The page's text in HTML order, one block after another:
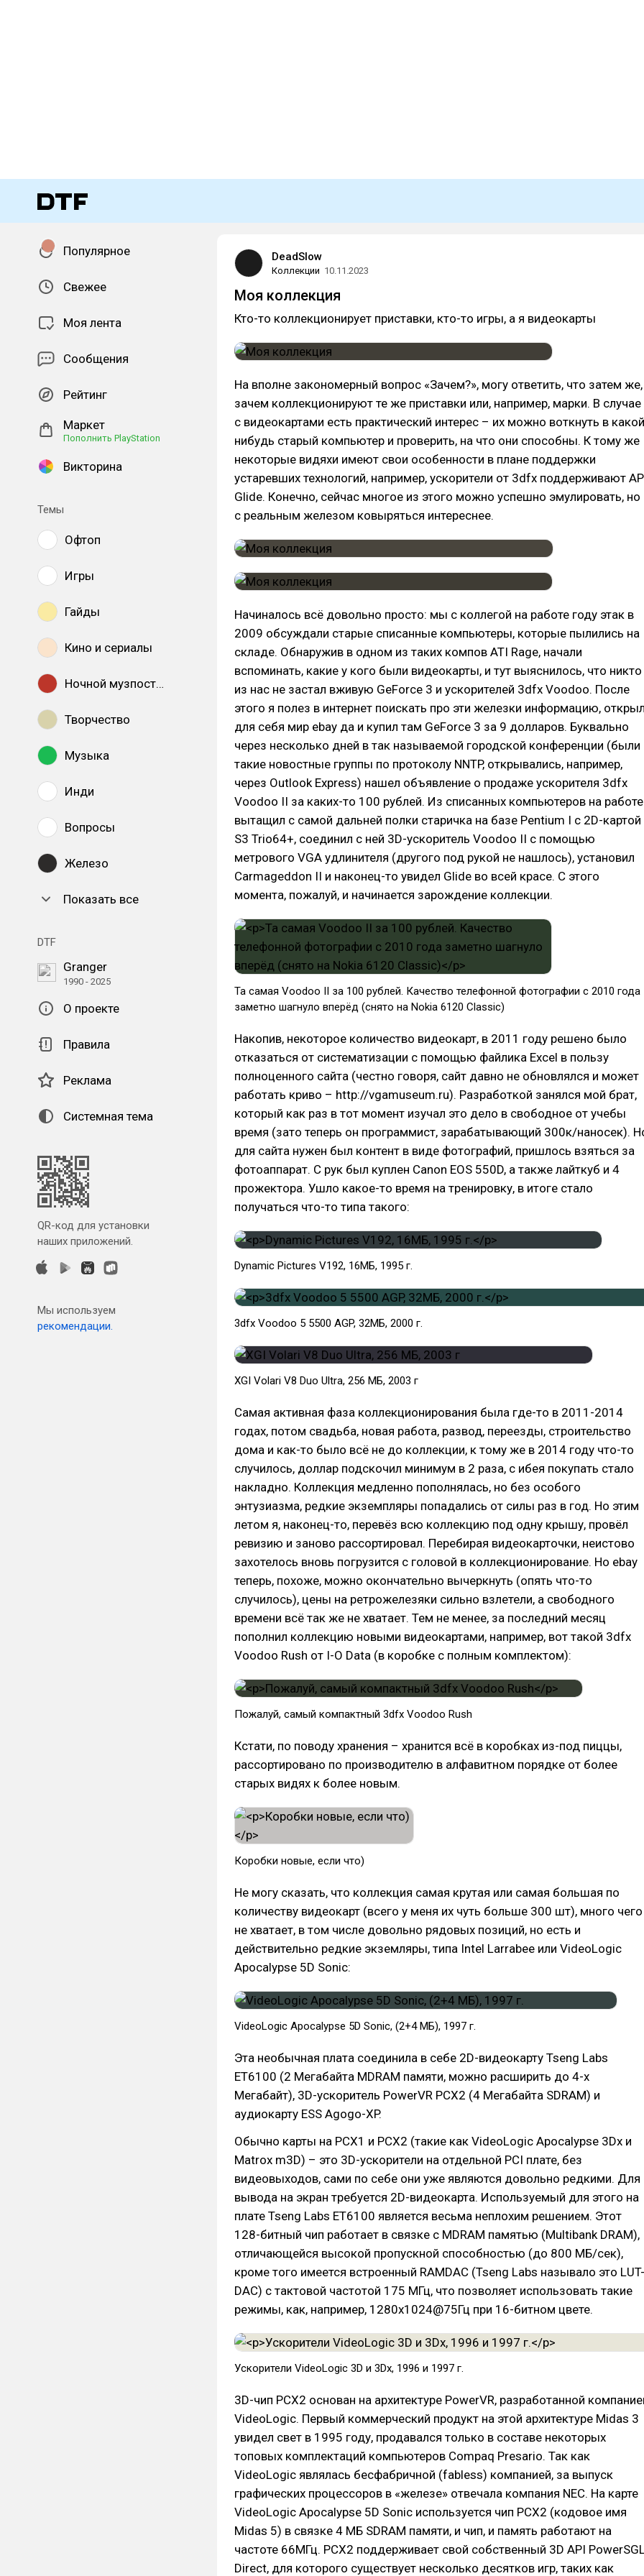
Популярное
Свежее
Моя лента
Сообщения
Рейтинг
Маркет
Пополнить PlayStation
Викторина
Темы
Офтоп
Игры
Гайды
Кино и сериалы
Ночной музпостинг
Творчество
Музыка
Инди
Вопросы
Железо
Показать все
DTF
Granger
1990 - 2025
О проекте
Правила
Реклама
Системная тема
QR-код для установки
наших приложений.
Мы используем
рекомендации.
DeadSlow
Коллекции 10.11.2023
Моя коллекция
Кто-то коллекционирует приставки, кто-то игры, а я видеокарты
На вполне закономерный вопрос «Зачем?», могу ответить, что затем же,
зачем коллекционируют те же приставки или, например, марки. В случае
с видеокартами есть практический интерес – их можно воткнуть в
нибудь старый компьютер и проверить, на что они способны. К тому же
некоторые видяхи имеют свои особенности в плане поддержки
устаревших технологий, например, ускорители от 3dfx поддерживают
Glide. Конечно, сейчас многое из этого можно успешно эмулировать, но
с реальным железом ковыряться интереснее.
Начиналось всё довольно просто: мы с коллегой на работе году этак в
2009 обсуждали старые списанные компьютеры, которые пылились на
складе. Обнаружив в одном из таких компов ATI Rage, начали
вспоминать, какие у кого были видеокарты, и тут выяснилось, что никто
из нас не застал вживую GeForce 3 и ускорителей 3dfx Voodoo. После
этого я полез в интернет поискать про эти железки информацию,
для себя мир ebay да и купил там GeForce 3 за 9 долларов. Буквально
через несколько дней в так называемой городской конференции (были
такие новостные группы по протоколу NNTP, открывались, например,
через Outlook Express) нашел объявление о продаже ускорителя 3dfx
Voodoo II за каких-то 100 рублей. Из списанных компьютеров на работе
вытащил с самой дальней полки старичка на базе Pentium I c 2D-картой
S3 Trio64+, соединил с ней 3D-ускоритель Voodoo II с помощью
метрового VGA удлинителя (другого под рукой не нашлось), установил
Carmageddon II и наконец-то увидел Glide во всей красе. С этого
момента, пожалуй, и начинается зарождение коллекции.
Та самая Voodoo II за 100 рублей. Качество телефонной фотографии с 2010 года
заметно шагнуло вперёд (снято на Nokia 6120 Classic)
Накопив, некоторое количество видеокарт, в 2011 году решено было
отказаться от систематизации с помощью файлика Excel в пользу
полноценного сайта (честно говоря, сайт давно не обновлялся и может
работать криво – http://vgamuseum.ru). Разработкой занялся мой брат,
который как раз в тот момент изучал это дело в свободное от учебы
время (зато теперь он программист, зарабатывающий 300к/наносек).
для сайта нужен был контент в виде фотографий, пришлось взяться за
фотоаппарат. С рук был куплен Canon EOS 550D, а также лайткуб и 4
прожектора. Ушло какое-то время на тренировку, в итоге стало
получаться что-то типа такого:
Dynamic Pictures V192, 16МБ, 1995 г.
3dfx Voodoo 5 5500 AGP, 32МБ, 2000 г.
XGI Volari V8 Duo Ultra, 256 MБ, 2003 г
Самая активная фаза коллекционирования была где-то в 2011-2014
годах, потом свадьба, новая работа, развод, переезды, строительство
дома и как-то было всё не до коллекции, к тому же в 2014 году что-то
случилось, доллар подскочил минимум в 2 раза, с ибея покупать стало
накладно. Коллекция медленно пополнялась, но без особого
энтузиазма, редкие экземпляры попадались от силы раз в год. Но этим
летом я, наконец-то, перевёз всю коллекцию под одну крышу, провёл
ревизию и заново рассортировал. Перебирая видеокарточки, неистово
захотелось вновь погрузится с головой в коллекционирование. Но ebay
теперь, похоже, можно окончательно вычеркнуть (опять что-то
случилось), цены на ретрожелезяки сильно взлетели, а свободного
времени всё так же не хватает. Тем не менее, за последний месяц
пополнил коллекцию новыми видеокартами, например, вот такой 3dfx
Voodoo Rush от I-O Data (в коробке с полным комплектом):
Пожалуй, самый компактный 3dfx Voodoo Rush
Кстати, по поводу хранения – хранится всё в коробках из-под пиццы,
рассортировано по производителю в алфавитном порядке от более
старых видях к более новым.
Коробки новые, если что)
Не могу сказать, что коллекция самая крутая или самая большая по
количеству видеокарт (всего у меня их чуть больше 300 шт), много чего
не хватает, в том числе довольно рядовых позиций, но есть и
действительно редкие экземляры, типа Intel Larrabee или VideoLogic
Apocalypse 5D Sonic:
VideoLogic Apocalypse 5D Sonic, (2+4 МБ), 1997 г.
Эта необычная плата соединила в себе 2D-видеокарту Tseng Labs
ET6100 (2 Мегабайта MDRAM памяти, можно расширить до 4-х
Мегабайт), 3D-ускоритель PowerVR PCX2 (4 Мегабайта SDRAM) и
аудиокарту ESS Agogo-XP.
Обычно карты на PCX1 и PCX2 (такие как VideoLogic Apocalypse 3Dx и
Matrox m3D) – это 3D-ускорители на отдельной PCI плате, без
видеовыходов, сами по себе они уже являются довольно редкими. Для
вывода на экран требуется 2D-видеокарта. Используемый для этого на
плате Tseng Labs ET6100 является весьма неплохим решением. Этот
128-битный чип работает в связке с MDRAM памятью (Multibank DRAM),
отличающейся высокой пропускной способностью (до 800 МБ/сек),
кроме того имеется встроенный RAMDAC (Tseng Labs называло это LUT-
DAC) с тактовой частотой 175 МГц, что позволяет использовать такие
режимы, как, например, 1280х1024@75Гц при 16-битном цвете.
Ускорители VideoLogic 3D и 3Dx, 1996 и 1997 г.
3D-чип PCX2 основан на архитектуре PowerVR, разработанной
VideoLogic. Первый коммерческий продукт на этой архитектуре Midas 3
увидел свет в 1995 году, продавался только в составе некоторых
топовых комплектаций компьютеров Compaq Presario. Так как
VideoLogic являлась бесфабричной (fabless) компанией, за выпуск
графических процессоров в «железе» отвечала компания NEC. На карте
VideoLogic Apocalypse 5D Sonic используется чип PCX2 (кодовое имя
Midas 5) в связке 4 МБ SDRAM памяти, и чип, и память работают на
частоте 66МГц. PCX2 поддерживает свой собственный 3D API
Direct, для которого существует несколько десятков игр, таких как